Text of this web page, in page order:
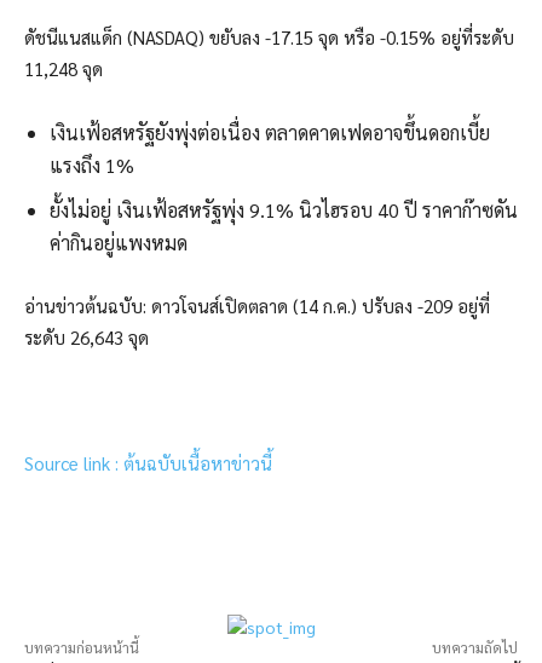
ดัชนีแนสแด็ก (NASDAQ) ขยับลง -17.15 จุด หรือ -0.15% อยู่ที่ระดับ
11,248 จุด
เงินเฟ้อสหรัฐยังพุ่งต่อเนื่อง ตลาดคาดเฟดอาจขึ้นดอกเบี้ย
แรงถึง 1%
ยั้งไม่อยู่ เงินเฟ้อสหรัฐพุ่ง 9.1% นิวไฮรอบ 40 ปี ราคาก๊าซดัน
ค่ากินอยู่แพงหมด
อ่านข่าวต้นฉบับ: ดาวโจนส์เปิดตลาด (14 ก.ค.) ปรับลง -209 อยู่ที่
ระดับ 26,643 จุด
Source link : ต้นฉบับเนื้อหาข่าวนี้
บทความก่อนหน้านี้ บทความถัดไป